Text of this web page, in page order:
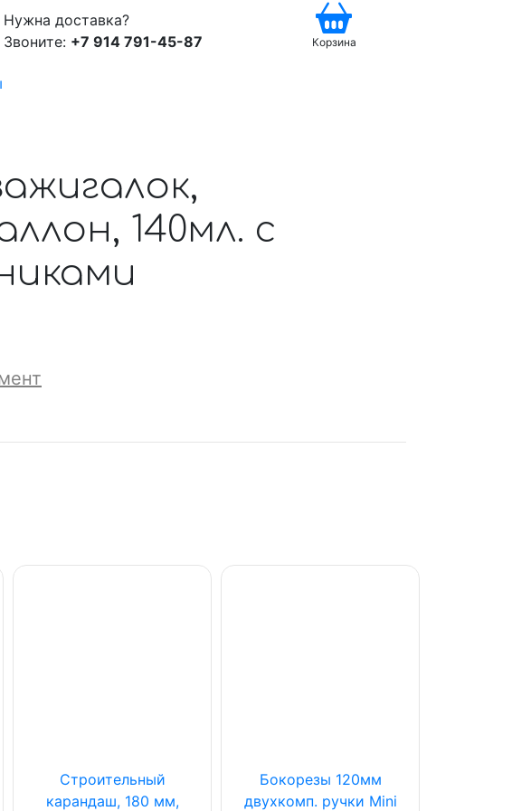
Нужна доставка?
Звоните: +7 914 791-45-87 Корзина
140мл. с
Строительный
карандаш, 180 мм,
Бокорезы 120мм
двухкомп. ручки Mini